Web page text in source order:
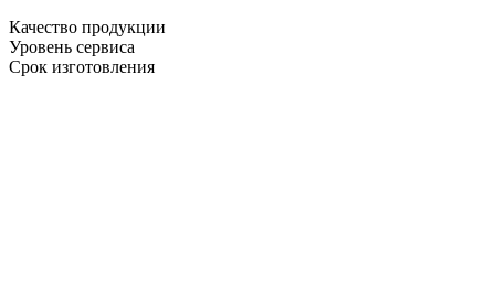
Качество продукции
Уровень сервиса
Срок изготовления